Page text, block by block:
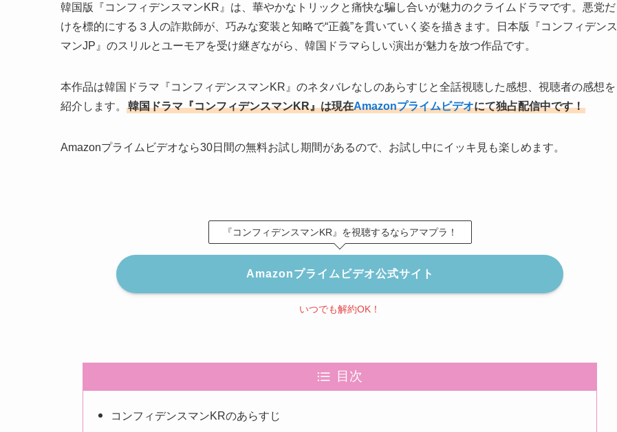
韓国版『コンフィデンスマンKR』は、華やかなトリックと痛快な騙し合いが魅力のクライムドラマです。悪党だ
けを標的にする３人の詐欺師が、巧みな変装と知略で“正義”を貫いていく姿を描きます。日本版『コンフィデンス
マンJP』のスリルとユーモアを受け継ぎながら、韓国ドラマらしい演出が魅力を放つ作品です。
本作品は韓国ドラマ『コンフィデンスマンKR』のネタバレなしのあらすじと全話視聴した感想、視聴者の感想を
紹介します。
韓国ドラマ『コンフィデンスマンKR』は現在Amazonプライムビデオにて独占配信中です！
Amazonプライムビデオなら30日間の無料お試し期間があるので、お試し中にイッキ見も楽しめます。
『コンフィデンスマンKR』を視聴するならアマプラ！
Amazonプライムビデオ公式サイト
いつでも解約OK！
目次
コンフィデンスマンKRのあらすじ